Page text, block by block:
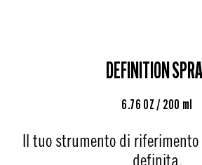
DEFINITION
6.76 OZ / 200 ml
Il tuo strumento di
definita.